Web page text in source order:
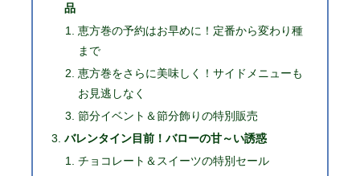
品
恵方巻の予約はお早めに！定番から変わり種
まで
恵方巻をさらに美味しく！サイドメニューも
お見逃しなく
節分イベント＆節分飾りの特別販売
バレンタイン目前！バローの甘～い誘惑
チョコレート＆スイーツの特別セール